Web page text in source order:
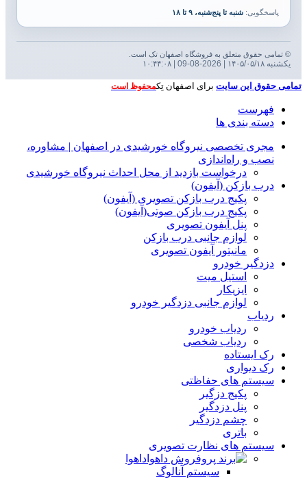
پاسخگویی: شنبه تا پنج‌شنبه، ۹ تا ۱۸
© تمامی حقوق متعلق به فروشگاه اصفهان تک است.
یکشنبه ۱۴۰۵/۰۵/۱۸ | 2026-08-09 | ۱۰:۴۴:۰۹
تمامی حقوق این سایت برای اصفهان تِکمحفوظ است
فهرست
دسته بندی ها
مجری تخصصی نیروگاه خورشیدی در اصفهان | مشاوره،
نصب و راه‌اندازی
درخواست بازدید از محل احداث نیروگاه خورشیدی
درب بازکن (آیفون)
پکیج درب بازکن تصویری (آیفون)
پکیج درب بازکن صوتی(آیفون)
پنل آیفون تصویری
لوازم جانبی درب بازکن
مانیتور آیفون تصویری
دزدگیر خودرو
استیل میت
ایزیکار
لوازم جانبی دزدگیر خودرو
ردیاب
ردیاب خودرو
ردیاب شخصی
رک ایستاده
رک دیواری
سیستم های حفاظتی
پکیج دزگیر
پنل دزدگیر
چشم دزدگیر
باتری
سیستم های نظارت تصویری
داهوا
سیستم آنالوگ